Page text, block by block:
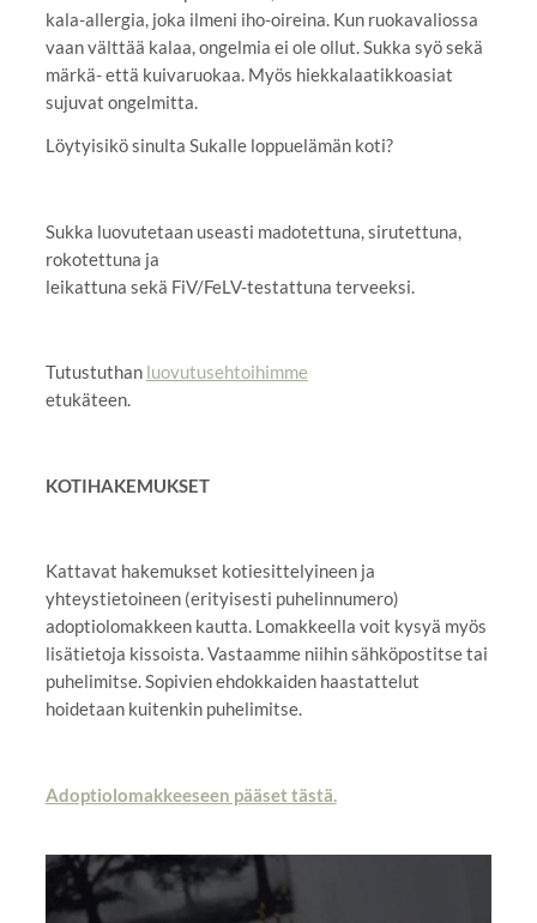
kala-allergia, joka ilmeni iho-oireina. Kun ruokavaliossa
vaan välttää kalaa, ongelmia ei ole ollut. Sukka syö sekä
märkä- että kuivaruokaa. Myös hiekkalaatikkoasiat
sujuvat ongelmitta.
Löytyisikö sinulta Sukalle loppuelämän koti?
Sukka luovutetaan useasti madotettuna, sirutettuna,
rokotettuna ja
leikattuna sekä FiV/FeLV-testattuna terveeksi.
Tutustuthan luovutusehtoihimme
etukäteen.
KOTIHAKEMUKSET
Kattavat hakemukset kotiesittelyineen ja
yhteystietoineen (erityisesti puhelinnumero)
adoptiolomakkeen kautta. Lomakkeella voit kysyä myös
lisätietoja kissoista. Vastaamme niihin sähköpostitse tai
puhelimitse. Sopivien ehdokkaiden haastattelut
hoidetaan kuitenkin puhelimitse.
Adoptiolomakkeeseen pääset tästä.